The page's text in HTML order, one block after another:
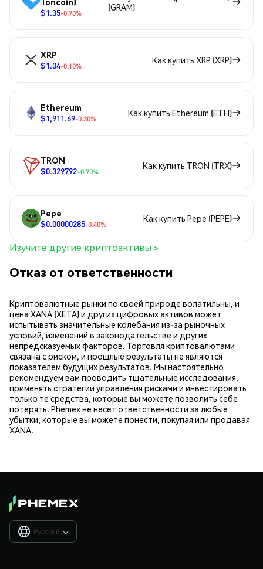
$1.35-0.70%
(GRAM)
XRP
$1.04-0.10%
Как купить XRP (XRP)
Ethereum
$1,911.69-0.30%
Как купить Ethereum (ETH)
TRON
$0.329792+0.70%
Как купить TRON (TRX)
Pepe
$0.00000285-0.40%
Как купить Pepe (PEPE)
Изучите другие криптоактивы >
Отказ от ответственности
Криптовалютные рынки по своей природе волатильны, и
цена XANA (XETA) и других цифровых активов может
испытывать значительные колебания из-за рыночных
условий, изменений в законодательстве и других
непредсказуемых факторов. Торговля криптовалютами
связана с риском, и прошлые результаты не являются
показателем будущих результатов. Мы настоятельно
рекомендуем вам проводить тщательные исследования,
применять стратегии управления рисками и инвестировать
только те средства, которые вы можете позволить себе
потерять. Phemex не несет ответственности за любые
убытки, которые вы можете понести, покупая или продавая
XANA.
Русский 